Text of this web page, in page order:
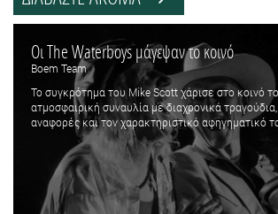
Οι The Waterboys μάγεψαν το κοινό
Boem Team
Το συγκρότημα του Mike Scott χάρισε στο κοινό
ατμοσφαιρική συναυλία με διαχρονικά
αναφορές και τον χαρακτηριστικό αφηγηματικό